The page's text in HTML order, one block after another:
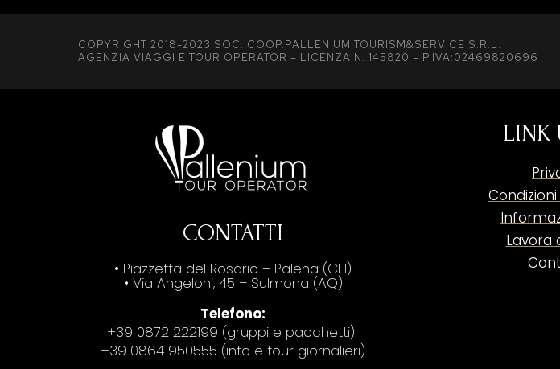
COPYRIGHT 2018-2023 SOC. COOP.PALLENIUM TOURISM&SERVICE S.R.L.
AGENZIA VIAGGI E TOUR OPERATOR – LICENZA N. 145820 – P.IVA:02469820696
CONTATTI
• Piazzetta del Rosario – Palena (CH)
• Via Angeloni, 45 – Sulmona (AQ)
Telefono:
+39 0872 222199 (gruppi e pacchetti)
+39 0864 950555 (info e tour giornalieri)
LINK
Lavora